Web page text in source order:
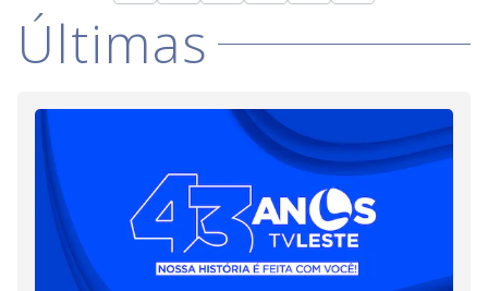
Últimas